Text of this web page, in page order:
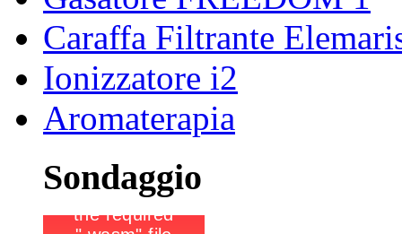
Caraffa Filtrante
Ionizzatore i2
Aromaterapia
Sondaggio